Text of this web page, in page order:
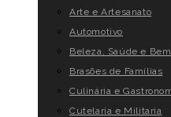
Arte e Artesanato
Automotivo
Beleza, Saúde e
Brasões de Famílias
Culinária e
Cutelaria e Militaria